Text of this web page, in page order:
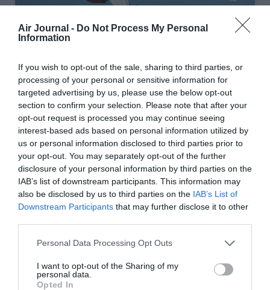
Air Journal - Do Not Process My Personal
Information
If you wish to opt-out of the sale, sharing to third parties, or
processing of your personal or sensitive information for
targeted advertising by us, please use the below opt-out
section to confirm your selection. Please note that after your
opt-out request is processed you may continue seeing
interest-based ads based on personal information utilized by
us or personal information disclosed to third parties prior to
your opt-out. You may separately opt-out of the further
disclosure of your personal information by third parties on the
IAB’s list of downstream participants. This information may
also be disclosed by us to third parties on the IAB’s List of
Downstream Participants that may further disclose it to other
Personal Data Processing Opt Outs
I want to opt-out of the Sharing of my
personal data.
Opted In
©Play
Vous avez apprécié l’article ?
Soutenez-nous, faites un don !
NOUS SOUTENIR